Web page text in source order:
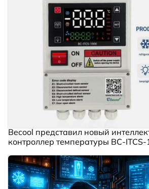
Becool представил новый
контроллер температуры